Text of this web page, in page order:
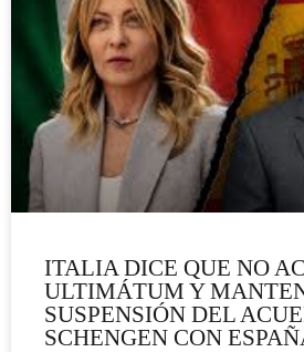
ITALIA DICE QUE NO
ULTIMÁTUM Y
SUSPENSIÓN DEL
SCHENGEN CON